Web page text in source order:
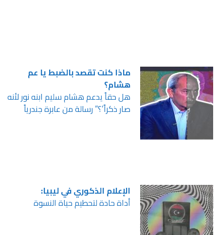
ماذا كنت تقصد بالضبط يا عم
هشام؟
هل حقاً يدعم هشام سليم ابنه نور لأنه
صار ذكراً’؟” رسالة من عابرة جندرياً
الإعلام الذكوري في ليبيا:
أداة حادة لتحطيم حياة النسوة